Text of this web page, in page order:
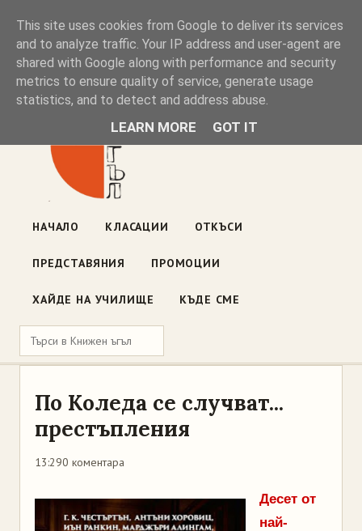
Книжен ъгъл
Блог на книжарницата — класации, откъси, нови книги
ул. „Оборище" 117, София· пон–пет 10:00–19:00 ·
НАЧАЛО КЛАСАЦИИ ОТКЪСИ
ПРЕДСТАВЯНИЯ ПРОМОЦИИ
ХАЙДЕ НА УЧИЛИЩЕ КЪДЕ СМЕ
По Коледа се случват...
престъпления
13:290 коментара
Десет от
най-
This site uses cookies from Google to deliver its services
and to analyze traffic. Your IP address and user-agent are
shared with Google along with performance and security
metrics to ensure quality of service, generate usage
statistics, and to detect and address abuse.
LEARN MORE GOT IT